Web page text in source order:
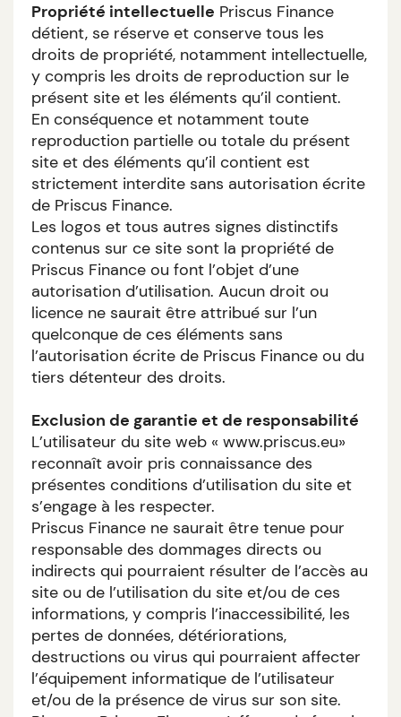
Propriété intellectuelle Priscus Finance
détient, se réserve et conserve tous les
droits de propriété, notamment intellectuelle,
y compris les droits de reproduction sur le
présent site et les éléments qu’il contient.
En conséquence et notamment toute
reproduction partielle ou totale du présent
site et des éléments qu’il contient est
strictement interdite sans autorisation écrite
de Priscus Finance.
Les logos et tous autres signes distinctifs
contenus sur ce site sont la propriété de
Priscus Finance ou font l’objet d’une
autorisation d’utilisation. Aucun droit ou
licence ne saurait être attribué sur l’un
quelconque de ces éléments sans
l’autorisation écrite de Priscus Finance ou du
tiers détenteur des droits.
Exclusion de garantie et de responsabilité
L’utilisateur du site web « www.priscus.eu»
reconnaît avoir pris connaissance des
présentes conditions d’utilisation du site et
s’engage à les respecter.
Priscus Finance ne saurait être tenue pour
responsable des dommages directs ou
indirects qui pourraient résulter de l’accès au
site ou de l’utilisation du site et/ou de ces
informations, y compris l’inaccessibilité, les
pertes de données, détériorations,
destructions ou virus qui pourraient affecter
l’équipement informatique de l’utilisateur
et/ou de la présence de virus sur son site.